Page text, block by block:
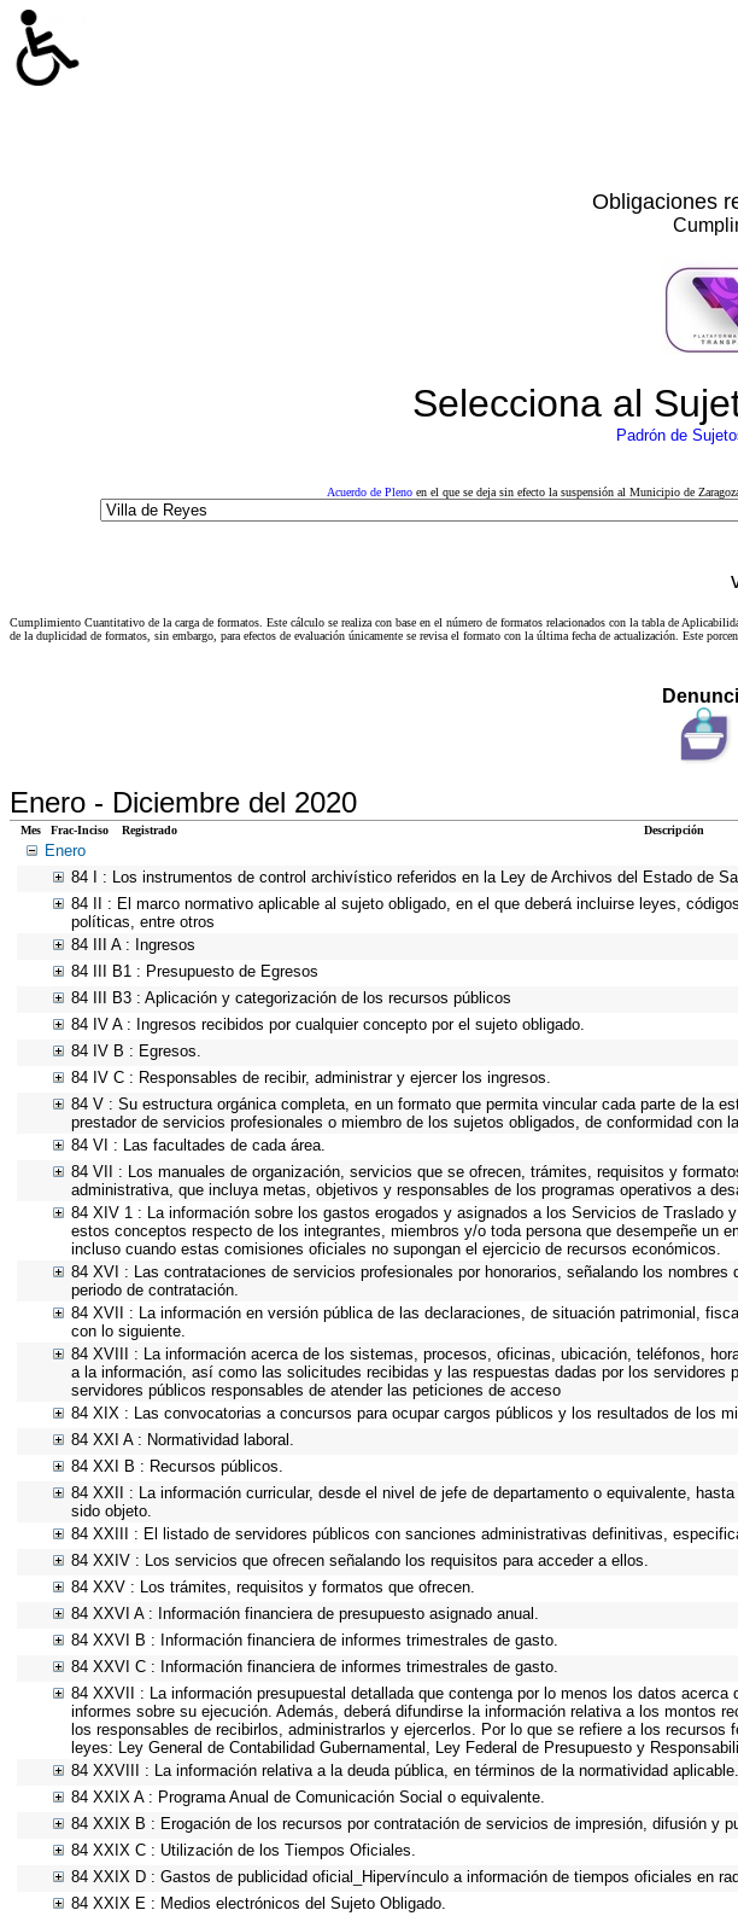
Obligaciones
Selecciona al
Padrón de
Acuerdo de Pleno en el que se deja sin efecto la suspensión al Municipio de
Cumplimiento Cuantitativo de la carga de formatos. Este cálculo se realiza con base en el número de formatos relacionados con la tabla de
de la duplicidad de formatos, sin embargo, para efectos de evaluación únicamente se revisa el formato con la última fecha de actualización. Este
Enero - Diciembre del 2020
Mes Frac-Inciso Registrado Descripción
Enero
84 I : Los instrumentos de control archivístico referidos en la Ley de Archivos del Estado de
84 II : El marco normativo aplicable al sujeto obligado, en el que deberá incluirse leyes,
políticas, entre otros
84 III A : Ingresos
84 III B1 : Presupuesto de Egresos
84 III B3 : Aplicación y categorización de los recursos públicos
84 IV A : Ingresos recibidos por cualquier concepto por el sujeto obligado.
84 IV B : Egresos.
84 IV C : Responsables de recibir, administrar y ejercer los ingresos.
84 V : Su estructura orgánica completa, en un formato que permita vincular cada parte de la
prestador de servicios profesionales o miembro de los sujetos obligados, de conformidad con
84 VI : Las facultades de cada área.
84 VII : Los manuales de organización, servicios que se ofrecen, trámites, requisitos y
administrativa, que incluya metas, objetivos y responsables de los programas operativos a
84 XIV 1 : La información sobre los gastos erogados y asignados a los Servicios de
estos conceptos respecto de los integrantes, miembros y/o toda persona que desempeñe
incluso cuando estas comisiones oficiales no supongan el ejercicio de recursos económicos.
84 XVI : Las contrataciones de servicios profesionales por honorarios, señalando los
periodo de contratación.
84 XVII : La información en versión pública de las declaraciones, de situación patrimonial,
con lo siguiente.
84 XVIII : La información acerca de los sistemas, procesos, oficinas, ubicación, teléfonos,
a la información, así como las solicitudes recibidas y las respuestas dadas por los
servidores públicos responsables de atender las peticiones de acceso
84 XIX : Las convocatorias a concursos para ocupar cargos públicos y los resultados de los
84 XXI A : Normatividad laboral.
84 XXI B : Recursos públicos.
84 XXII : La información curricular, desde el nivel de jefe de departamento o equivalente,
sido objeto.
84 XXIII : El listado de servidores públicos con sanciones administrativas definitivas,
84 XXIV : Los servicios que ofrecen señalando los requisitos para acceder a ellos.
84 XXV : Los trámites, requisitos y formatos que ofrecen.
84 XXVI A : Información financiera de presupuesto asignado anual.
84 XXVI B : Información financiera de informes trimestrales de gasto.
84 XXVI C : Información financiera de informes trimestrales de gasto.
84 XXVII : La información presupuestal detallada que contenga por lo menos los datos
informes sobre su ejecución. Además, deberá difundirse la información relativa a los montos
los responsables de recibirlos, administrarlos y ejercerlos. Por lo que se refiere a los
leyes: Ley General de Contabilidad Gubernamental, Ley Federal de Presupuesto y
84 XXVIII : La información relativa a la deuda pública, en términos de la normatividad aplicable.
84 XXIX A : Programa Anual de Comunicación Social o equivalente.
84 XXIX B : Erogación de los recursos por contratación de servicios de impresión, difusión y
84 XXIX C : Utilización de los Tiempos Oficiales.
84 XXIX D : Gastos de publicidad oficial_Hipervínculo a información de tiempos oficiales en
84 XXIX E : Medios electrónicos del Sujeto Obligado.